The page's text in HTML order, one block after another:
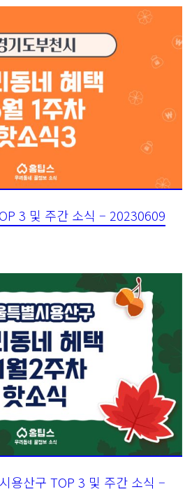
3 및 주간 소식 – 20230609
용산구 TOP 3 및 주간 소식 –